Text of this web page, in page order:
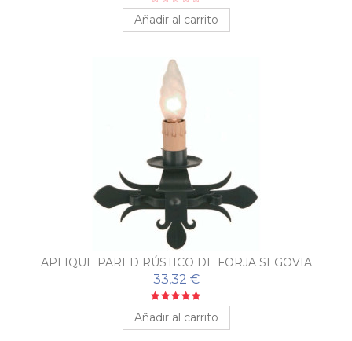
Añadir al carrito
APLIQUE PARED RÚSTICO DE FORJA SEGOVIA
33,32 €
Añadir al carrito